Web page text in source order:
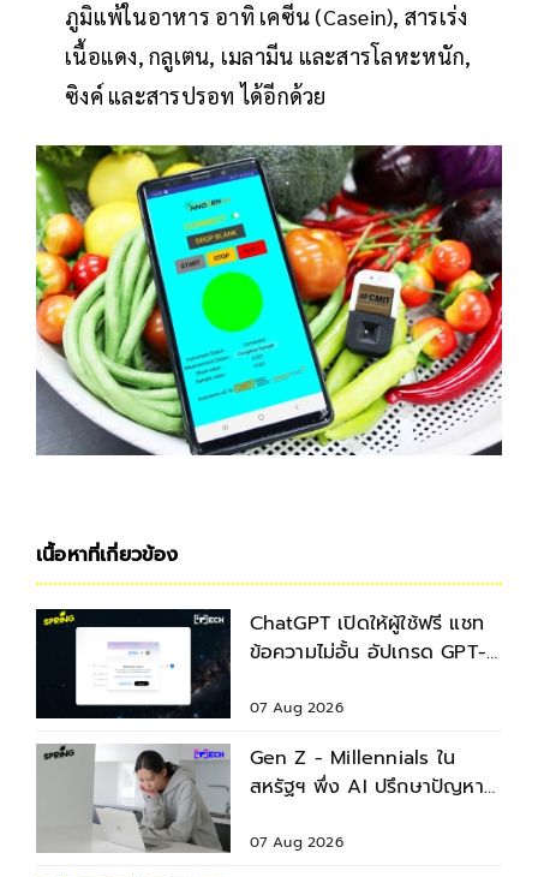
ภูมิแพ้ในอาหาร อาทิ เคซีน (Casein), สารเร่ง
เนื้อแดง, กลูเตน, เมลามีน และสารโลหะหนัก,
ซิงค์ และสารปรอท ได้อีกด้วย
เนื้อหาที่เกี่ยวข้อง
ChatGPT เปิดให้ผู้ใช้ฟรี แชท
ข้อความไม่อั้น อัปเกรด GPT-
07 Aug 2026
Gen Z - Millennials ใน
สหรัฐฯ พึ่ง AI ปรึกษาปัญหา
07 Aug 2026